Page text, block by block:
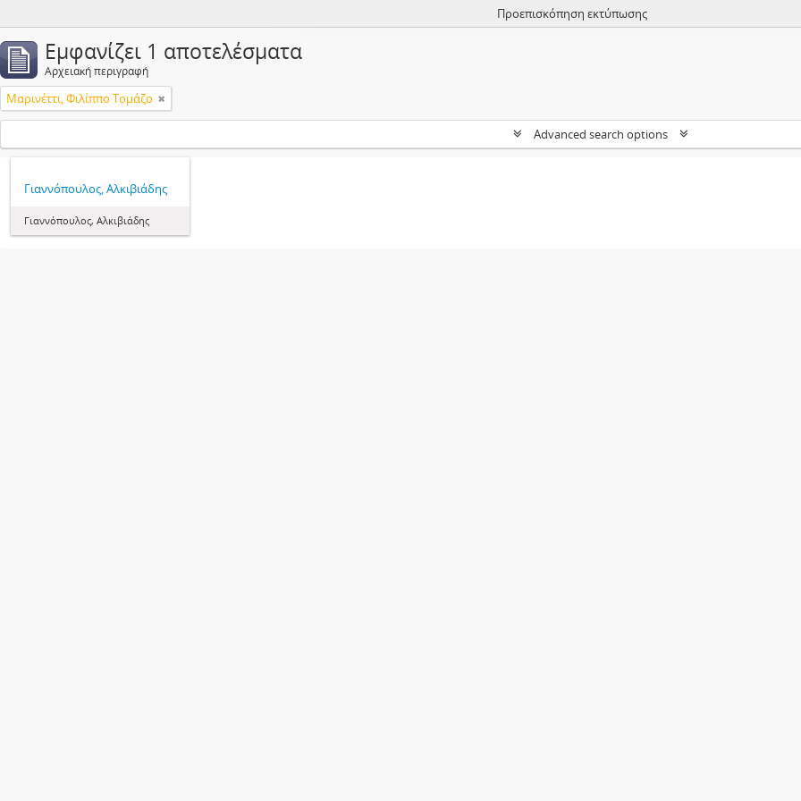
Προεπισκόπηση εκτύπωσης
Εμφανίζει 1 αποτελέσματα
Αρχειακή περιγραφή
Μαρινέττι, Φιλίππο Τομάζο
Advanced search options
Γιαννόπουλος, Αλκιβιάδης
Γιαννόπουλος, Αλκιβιάδης